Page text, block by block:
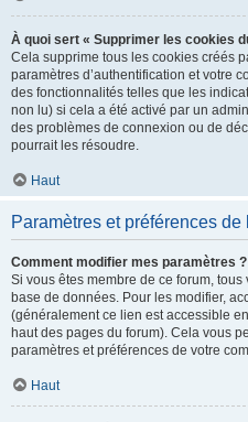
À quoi sert « Supprimer les cookies
Cela supprime tous les cookies créés
paramètres d’authentification et votre
des fonctionnalités telles que les
non lu) si cela a été activé par un
des problèmes de connexion ou de
pourrait les résoudre.
Haut
Paramètres et préférences de
Comment modifier mes paramètres ?
Si vous êtes membre de ce forum,
base de données. Pour les modifier,
(généralement ce lien est accessible
haut des pages du forum). Cela vous
paramètres et préférences de votre
Haut